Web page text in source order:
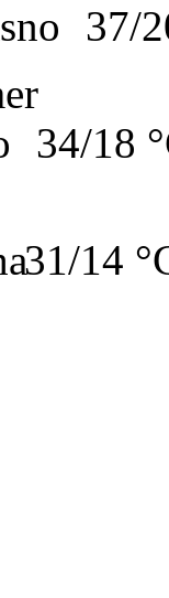
37/
34/18
31/14